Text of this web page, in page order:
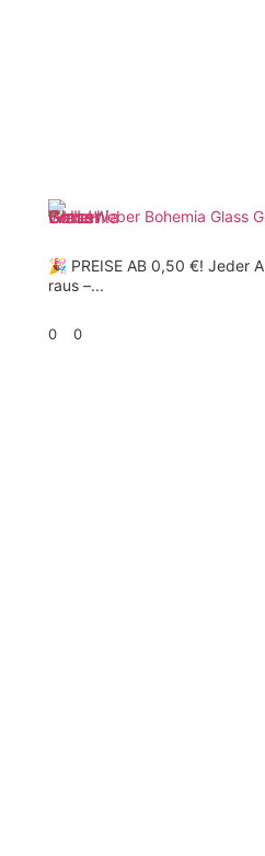
Weber Bohemia Glass
🎉 PREISE AB 0,50 €! Jeder
raus –...
0 0